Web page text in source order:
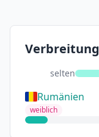
Verbreitung
selten
Rumänien
weiblich